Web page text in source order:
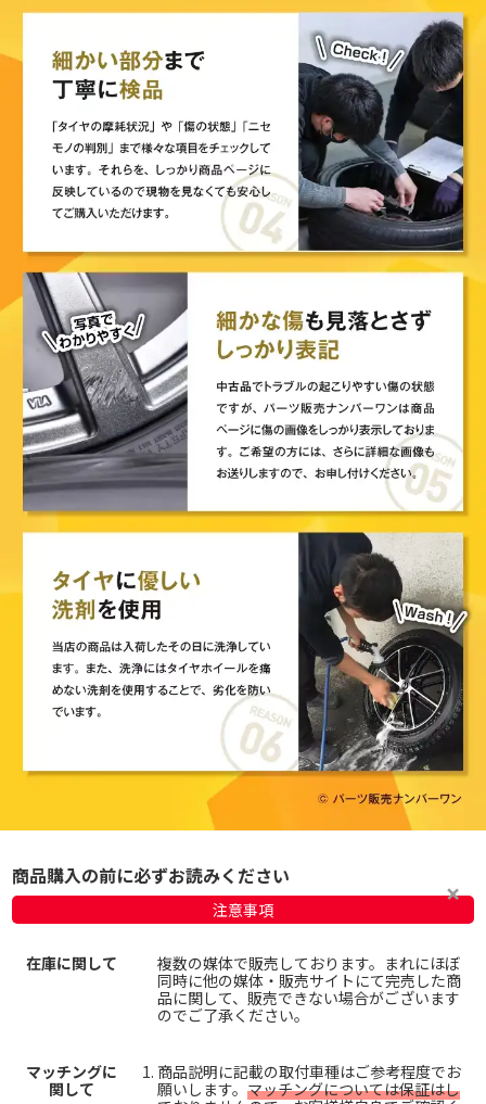
商品購入の前に必ずお読みください
注意事項
在庫に関して
複数の媒体で販売しております。まれにほぼ
同時に他の媒体・販売サイトにて完売した商
品に関して、販売できない場合がございます
のでご了承ください。
マッチングに
関して
商品説明に記載の取付車種はご参考程度でお
願いします。 マッチングについては保証はし